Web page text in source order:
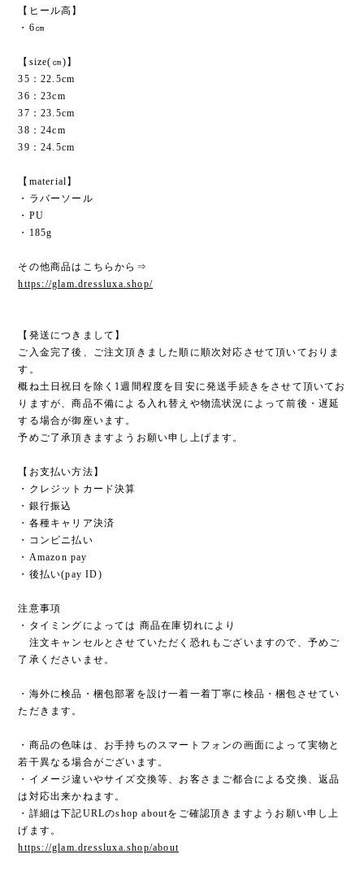
【ヒール高】
・6㎝
【size(㎝)】
35：22.5cm
36：23cm
37：23.5cm
38：24cm
39：24.5cm
【material】
・ラバーソール
・PU
・185g
その他商品はこちらから⇒
https://glam.dressluxa.shop/
【発送につきまして】
ご入金完了後、ご注文頂きました順に順次対応させて頂いておりま
す。
概ね土日祝日を除く1週間程度を目安に発送手続きをさせて頂いてお
りますが、商品不備による入れ替えや物流状況によって前後・遅延
する場合が御座います。
予めご了承頂きますようお願い申し上げます。
【お支払い方法】
・クレジットカード決算
・銀行振込
・各種キャリア決済
・コンビニ払い
・Amazon pay
・後払い(pay ID)
注意事項
・タイミングによっては 商品在庫切れにより
注文キャンセルとさせていただく恐れもございますので、予めご
了承くださいませ。
・海外に検品・梱包部署を設け一着一着丁寧に検品・梱包させてい
ただきます。
・商品の色味は、お手持ちのスマートフォンの画面によって実物と
若干異なる場合がございます。
・イメージ違いやサイズ交換等、お客さまご都合による交換、返品
は対応出来かねます。
・詳細は下記URLのshop aboutをご確認頂きますようお願い申し上
げます。
https://glam.dressluxa.shop/about